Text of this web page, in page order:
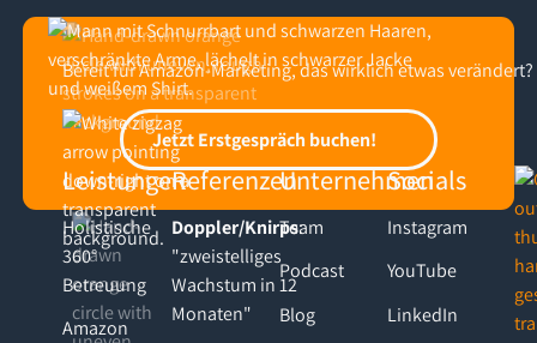
Bereit für Amazon-Marketing, das wirklich etwas verändert?
Jetzt Erstgespräch buchen!
Jetzt Erstgespräch buchen!
Leistungen
Holistische
360°
Betreuung
Amazon
Referenzen
Doppler/Knirps:
"zweistelliges
Wachstum in 12
Monaten"
Unternehmen
Team
Podcast
Blog
Socials
Instagram
YouTube
LinkedIn